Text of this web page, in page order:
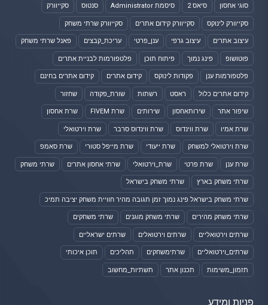
סוגי אחסון סיאס 2 סיסמת Administrator סנטוס סקייוורק
סקייוורק לינוקס סקייוורק קידום אתרים סקייוורק שרתי משחק
עיצוב אתרים עיצוב גרפי ענן_פרטי עריכת_קבצים פאנל שרתי משחק
פוטושופ פינג נמוך פיתוח תוכן פלטפורמות לבניית אתרים
פלטפורמות ענן פקודות לינוקס קידום אתרים קידום אתרים בחינם
קידום אתרים כלול ראסט רשתות שורת_פקודה שחזור
שיפור אתר שירותאחסון שירותים שרת FIVEM שרת אחסון
שרת אמיו שרת ווינדוס שרת ווינדוס סרבר שרת וירטואלי
שרת וירטואלי למשחק שרת ייעודי שרת מייפל סטורי שרת סאמפ
שרת ענן שרת פרטי שרת_וירטואלי שרתי אחסון אתרים שרתי משחק
שרתי משחק בארץ שרתי משחק בישראל
שרתי משחק בישראל פינג נמוך זמן תגובה מהיר חוויית משחק יציבה תמיכ
שרתי משחק מהירים שרתי משחק מוגנים שרתי משחקים
שרתים וירטואליים שרתים וירטואלים שרתים ישראליים
שרתים_וירטואליים שרתימשחקים תהליכים תוכן איכותי
תזמון_משימות תכנון אתר תשתיות_מחשוב
פניות ומידע